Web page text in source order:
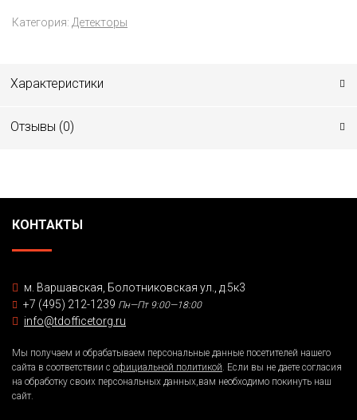
Категория: Детекторы
Характеристики
Отзывы (0)
КОНТАКТЫ
м. Варшавская, Болотниковская ул., д.5к3
+7 (495) 212-1239 Пн—Пт 9:00—18:00
info@tdofficetorg.ru
Мы получаем и обрабатываем персональные данные посетителей нашего
сайта в соответствии с официальной политикой. Если вы не даете согласия
на обработку своих персональных данных,вам необходимо покинуть наш
сайт.